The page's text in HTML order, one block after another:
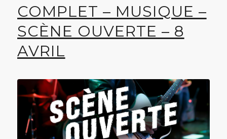
COMPLET – MUSIQUE –
SCÈNE OUVERTE – 8
AVRIL